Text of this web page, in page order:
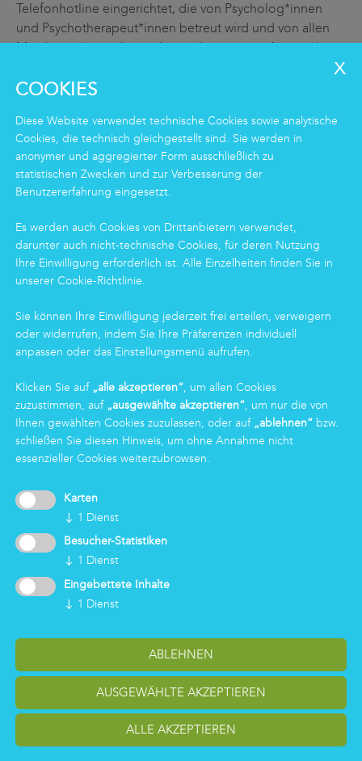
Telefonhotline eingerichtet, die von Psycholog*innen
und Psychotherapeut*innen betreut wird und von allen
Mitarbeiter*innen kostenlos und anonym in Anspruch
LEISTUNGEN
Clean
Housekeeping
Facility
Logistics & Care
Eco Clean-Dienstleistung
INFORMATIONEN
Gruppe
Zertifizierungen
Arbeiten bei Markas
Markas Family
LOGIN
Cookieeinstellungen ändern
Impressum
Code of Conduct
Datenschutz
Meldung Whistleblowing
Copyright Markas International - Italien, Österreich, Deutschland
COOKIES
Diese Website verwendet technische Cookies sowie analytische
Cookies, die technisch gleichgestellt sind. Sie werden in
anonymer und aggregierter Form ausschließlich zu
statistischen Zwecken und zur Verbesserung der
Benutzererfahrung eingesetzt.
Es werden auch Cookies von Drittanbietern verwendet,
darunter auch nicht-technische Cookies, für deren Nutzung
Ihre Einwilligung erforderlich ist. Alle Einzelheiten finden Sie in
unserer Cookie-Richtlinie.
Sie können Ihre Einwilligung jederzeit frei erteilen, verweigern
oder widerrufen, indem Sie Ihre Präferenzen individuell
anpassen oder das Einstellungsmenü aufrufen.
Klicken Sie auf „alle akzeptieren“, um allen Cookies
zuzustimmen, auf „ausgewählte akzeptieren“, um nur die von
Ihnen gewählten Cookies zuzulassen, oder auf „ablehnen“ bzw.
schließen Sie diesen Hinweis, um ohne Annahme nicht
essenzieller Cookies weiterzubrowsen.
Karten
↓ 1 Dienst
Besucher-Statistiken
↓ 1 Dienst
Eingebettete Inhalte
↓ 1 Dienst
ABLEHNEN
AUSGEWÄHLTE AKZEPTIEREN
ALLE AKZEPTIEREN